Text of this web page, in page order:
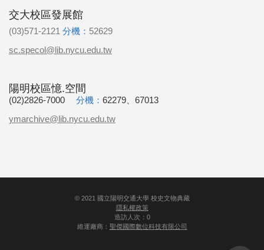
交大校區發展館
(03)571-2121 分機： 52629
sc.specol@lib.nycu.edu.tw
陽明校區憶.空間
(02)2826-7000 分機： 62279、67013
ymarchive@lib.nycu.edu.tw
© 2021 國立陽明交通大學 校史文物典藏
隱私權政策
造訪人次：0
維運廠商： 聖傑國際數位科技有限公司